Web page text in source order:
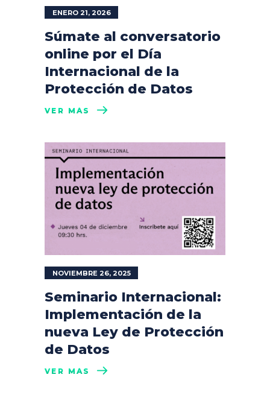
ENERO 21, 2026
Súmate al conversatorio
online por el Día
Internacional de la
Protección de Datos
VER MÁS
NOVIEMBRE 26, 2025
Seminario Internacional:
Implementación de la
nueva Ley de Protección
de Datos
VER MÁS